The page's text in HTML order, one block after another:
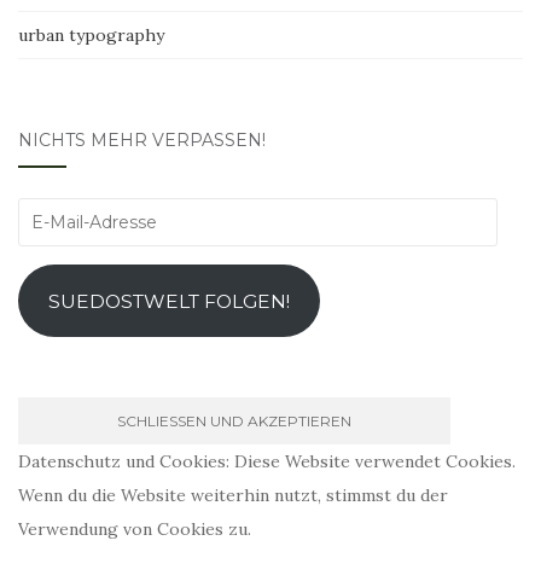
urban typography
NICHTS MEHR VERPASSEN!
E-
Adresse
SUEDOSTWELT FOLGEN!
Datenschutz und Cookies: Diese Website verwendet Cookies.
Wenn du die Website weiterhin nutzt, stimmst du der
Verwendung von Cookies zu.